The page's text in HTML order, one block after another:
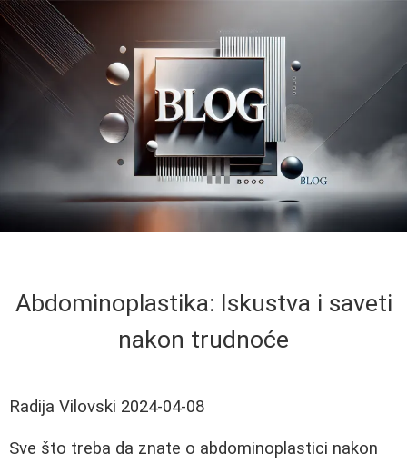
Abdominoplastika: Iskustva i saveti
nakon trudnoće
Radija Vilovski 2024-04-08
Sve što treba da znate o abdominoplastici nakon